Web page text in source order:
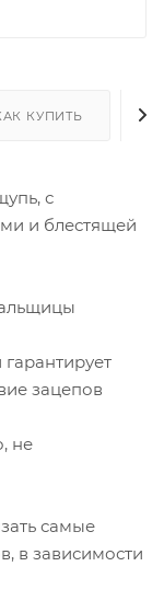
КУПИТЬ
с
и блестящей
зацепов
не
самые
в зависимости